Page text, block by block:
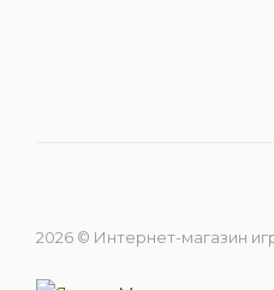
2026 © Интернет-магазин